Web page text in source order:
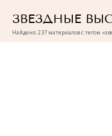
ЗВЕЗДНЫЕ
Найдено: 237 материалов с тегом